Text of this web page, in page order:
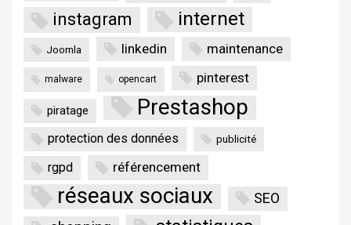
instagram internet
Joomla linkedin maintenance
malware opencart pinterest
piratage Prestashop
protection des données publicité
rgpd référencement
réseaux sociaux SEO